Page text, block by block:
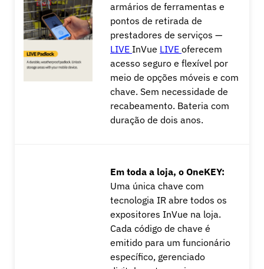
armários de ferramentas e
pontos de retirada de
prestadores de serviços —
LIVE InVue LIVE oferecem
acesso seguro e flexível por
meio de opções móveis e com
chave. Sem necessidade de
recabeamento. Bateria com
duração de dois anos.
Em toda a loja, o OneKEY:
Uma única chave com
tecnologia IR abre todos os
expositores InVue na loja.
Cada código de chave é
emitido para um funcionário
específico, gerenciado